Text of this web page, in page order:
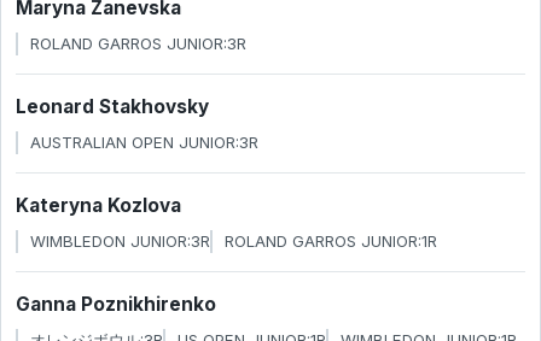
Maryna Zanevska
ROLAND GARROS JUNIOR:3R
Leonard Stakhovsky
AUSTRALIAN OPEN JUNIOR:3R
Kateryna Kozlova
WIMBLEDON JUNIOR:3R ROLAND GARROS JUNIOR:1R
Ganna Poznikhirenko